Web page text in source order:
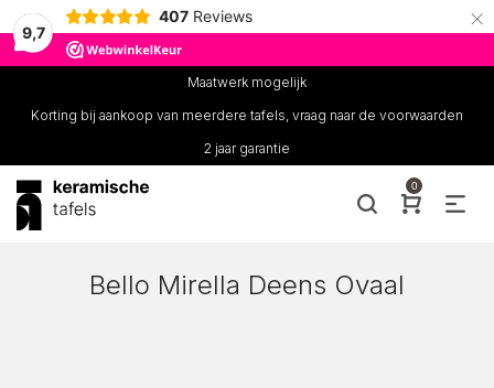
9,7
407 Reviews ×
Maatwerk mogelijk
Korting bij aankoop van meerdere tafels, vraag naar de voorwaarden
2 jaar garantie
0
Bello Mirella Deens Ovaal